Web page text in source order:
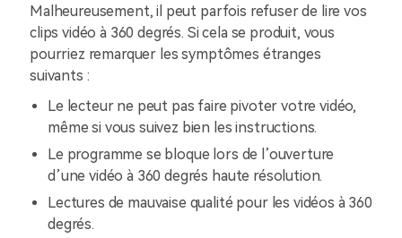
Malheureusement, il peut parfois refuser de lire vos
clips vidéo à 360 degrés. Si cela se produit, vous
pourriez remarquer les symptômes étranges
suivants :
Le lecteur ne peut pas faire pivoter votre vidéo,
même si vous suivez bien les instructions.
Le programme se bloque lors de l’ouverture
d’une vidéo à 360 degrés haute résolution.
Lectures de mauvaise qualité pour les vidéos à 360
degrés.